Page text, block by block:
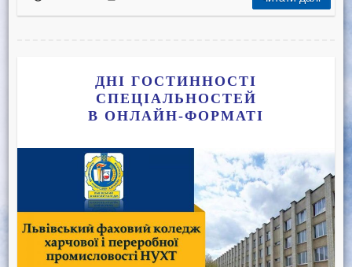
ДНІ ГОСТИННОСТІ
СПЕЦІАЛЬНОСТЕЙ
В ОНЛАЙН-ФОРМАТІ